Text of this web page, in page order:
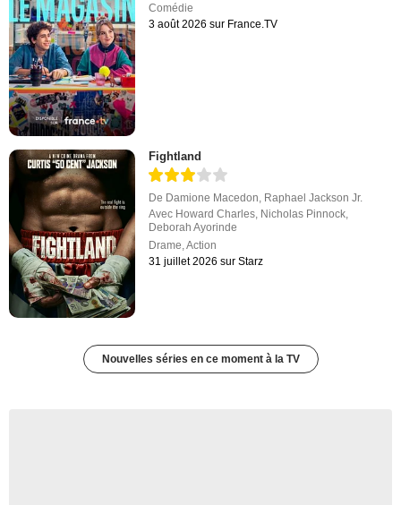
Comédie
3 août 2026 sur France.TV
Fightland
De Damione Macedon, Raphael Jackson Jr.
Avec Howard Charles, Nicholas Pinnock,
Deborah Ayorinde
Drame,Action
31 juillet 2026 sur Starz
Nouvelles séries en ce moment à la TV